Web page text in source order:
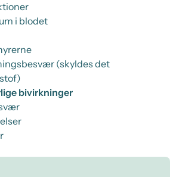
i blodet
(skyldes det
bivirkninger